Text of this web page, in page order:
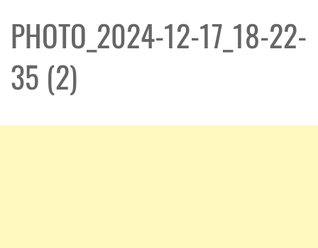
PHOTO_2024-12-17_18-22-
35 (2)